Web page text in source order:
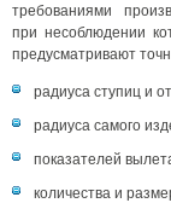
требованиями
при несоблюдении
предусматривают
радиуса ступиц и
радиуса самого
показателей
количества и